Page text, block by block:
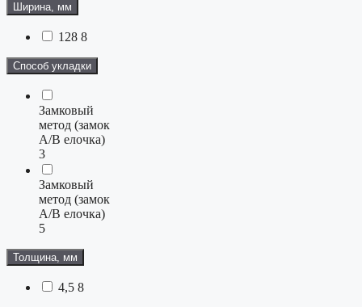
Ширина, мм
128 8
Способ укладки
Замковый
метод (замок
A/B елочка)
3
Замковый
метод (замок
А/В елочка)
5
Толщина, мм
4,5 8